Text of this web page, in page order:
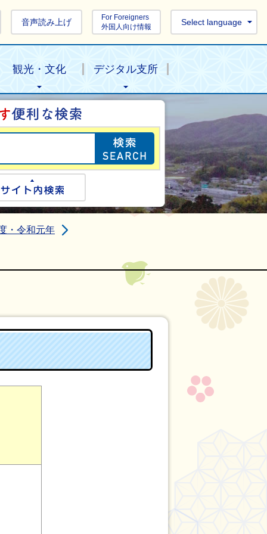
音声読み上げ
For Foreigners
外国人向け情報
Select language
観光・文化 デジタル支所
目的の情報を探
検索
・令和元年